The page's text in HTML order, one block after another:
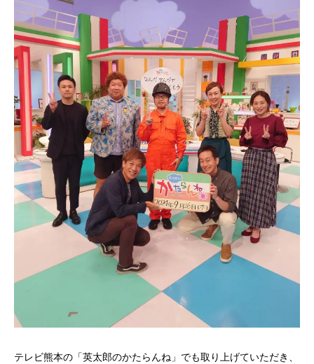
テレビ熊本の「英太郎のかたらんね」でも取り上げていただき、